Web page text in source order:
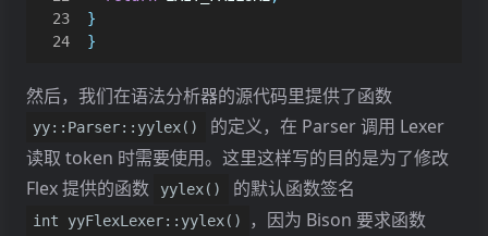
}
}
然后，我们在语法分析器的源代码里提供了函数
yy::Parser::yylex()
的定义，在 Parser 调用 Lexer
读取 token 时需要使用。这里这样写的目的是为了修改
Flex 提供的函数
yylex() 的默认函数签名
int yyFlexLexer::yylex() ，因为 Bison 要求函数